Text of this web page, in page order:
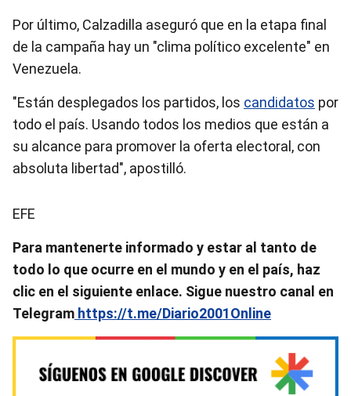
Por último, Calzadilla aseguró que en la etapa final
de la campaña hay un "clima político excelente" en
Venezuela.
"Están desplegados los partidos, los candidatos por
todo el país. Usando todos los medios que están a
su alcance para promover la oferta electoral, con
absoluta libertad", apostilló.
EFE
Para mantenerte informado y estar al tanto de
todo lo que ocurre en el mundo y en el país, haz
clic en el siguiente enlace. Sigue nuestro canal en
Telegram https://t.me/Diario2001Online